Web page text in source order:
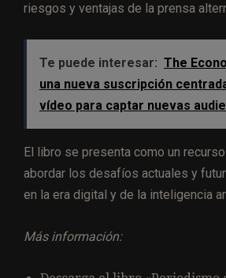
riesgos y ventajas de la prensa
Te puede interesar: The
una nueva suscripción
vídeo para captar nuevas
El libro se presenta como un
abordar los desafíos actuales y
en la era digital y de la inteligencia
Más información: